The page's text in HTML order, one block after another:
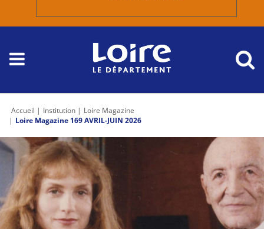
Accueil Institution
Loire Magazine
Loire Magazine 169 AVRIL-JUIN 2026